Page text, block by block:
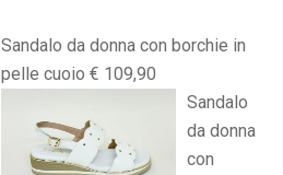
Sandalo da donna con borchie in
pelle cuoio € 109,90
Sandalo
da donna
con